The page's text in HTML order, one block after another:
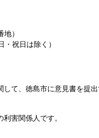
）
祝日は除く）
して、徳島市に意見書を提
害関係人です。